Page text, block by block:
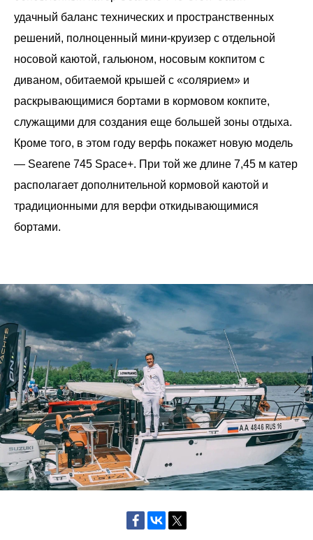
удачный баланс технических и пространственных
решений, полноценный мини-круизер с отдельной
носовой каютой, гальюном, носовым кокпитом с
диваном, обитаемой крышей с «солярием» и
раскрывающимися бортами в кормовом кокпите,
служащими для создания еще большей зоны отдыха.
Кроме того, в этом году верфь покажет новую модель
— Searene 745 Space+. При той же длине 7,45 м катер
располагает дополнительной кормовой каютой и
традиционными для верфи откидывающимися
бортами.